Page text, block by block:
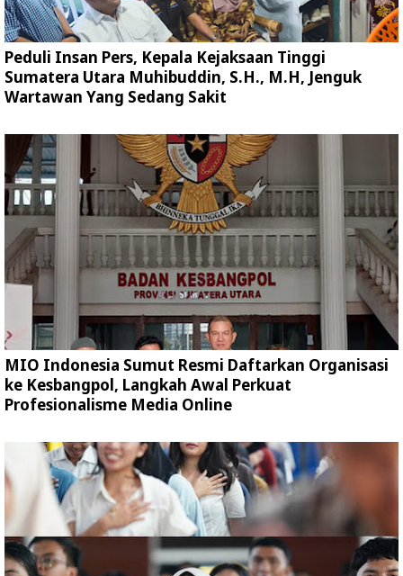
Peduli Insan Pers, Kepala Kejaksaan Tinggi
Sumatera Utara Muhibuddin, S.H., M.H, Jenguk
Wartawan Yang Sedang Sakit
MIO Indonesia Sumut Resmi Daftarkan Organisasi
ke Kesbangpol, Langkah Awal Perkuat
Profesionalisme Media Online